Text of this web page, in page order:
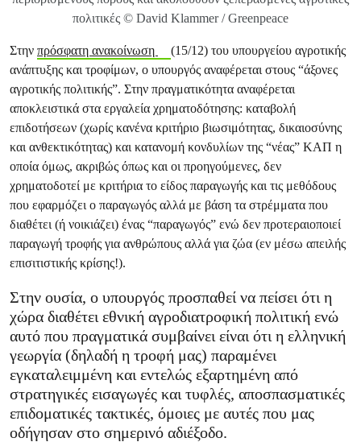
πολιτικές © David Klammer / Greenpeace
Στην πρόσφατη ανακοίνωση
(15/12) του υπουργείου αγροτικής
ανάπτυξης και τροφίμων, ο υπουργός αναφέρεται στους “άξονες
αγροτικής πολιτικής”. Στην πραγματικότητα αναφέρεται
αποκλειστικά στα εργαλεία χρηματοδότησης: καταβολή
επιδοτήσεων (χωρίς κανένα κριτήριο βιωσιμότητας, δικαιοσύνης
και ανθεκτικότητας) και κατανομή κονδυλίων της “νέας” ΚΑΠ η
οποία όμως, ακριβώς όπως και οι προηγούμενες, δεν
χρηματοδοτεί με κριτήρια το είδος παραγωγής και τις μεθόδους
που εφαρμόζει ο παραγωγός αλλά με βάση τα στρέμματα που
διαθέτει (ή νοικιάζει) ένας “παραγωγός” ενώ δεν προτεραιοποιεί
παραγωγή τροφής για ανθρώπους αλλά για ζώα (εν μέσω απειλής
επισιτιστικής κρίσης!).
Στην ουσία, ο υπουργός προσπαθεί να πείσει ότι η
χώρα διαθέτει εθνική αγροδιατροφική πολιτική ενώ
αυτό που πραγματικά συμβαίνει είναι ότι η ελληνική
γεωργία (δηλαδή η τροφή μας) παραμένει
εγκαταλειμμένη και εντελώς εξαρτημένη από
στρατηγικές εισαγωγές και τυφλές, αποσπασματικές
επιδοματικές τακτικές, όμοιες με αυτές που μας
οδήγησαν στο σημερινό αδιέξοδο.